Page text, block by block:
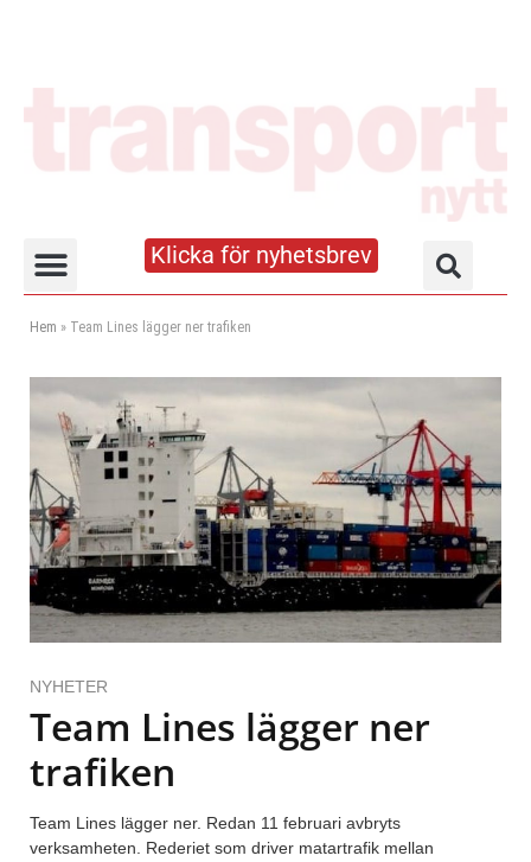
Klicka för nyhetsbrev
Hem » Team Lines lägger ner trafiken
NYHETER
Team Lines lägger ner
trafiken
Team Lines lägger ner. Redan 11 februari avbryts
verksamheten. Rederiet som driver matartrafik mellan